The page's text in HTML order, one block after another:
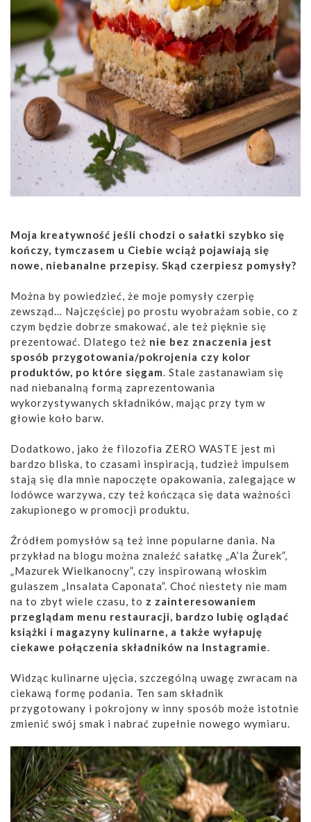
Moja kreatywność jeśli chodzi o sałatki szybko się
kończy, tymczasem u Ciebie wciąż pojawiają się
nowe, niebanalne przepisy. Skąd czerpiesz pomysły?
Można by powiedzieć, że moje pomysły czerpię
zewsząd… Najczęściej po prostu wyobrażam sobie, co z
czym będzie dobrze smakować, ale też pięknie się
prezentować. Dlatego też nie bez znaczenia jest
sposób przygotowania/pokrojenia czy kolor
produktów, po które sięgam. Stale zastanawiam się
nad niebanalną formą zaprezentowania
wykorzystywanych składników, mając przy tym w
głowie koło barw.
Dodatkowo, jako że filozofia ZERO WASTE jest mi
bardzo bliska, to czasami inspiracją, tudzież impulsem
stają się dla mnie napoczęte opakowania, zalegające w
lodówce warzywa, czy też kończąca się data ważności
zakupionego w promocji produktu.
Źródłem pomysłów są też inne popularne dania. Na
przykład na blogu można znaleźć sałatkę „A’la Żurek”,
„Mazurek Wielkanocny”, czy inspirowaną włoskim
gulaszem „Insalata Caponata”. Choć niestety nie mam
na to zbyt wiele czasu, to z zainteresowaniem
przeglądam menu restauracji, bardzo lubię oglądać
książki i magazyny kulinarne, a także wyłapuję
ciekawe połączenia składników na Instagramie.
Widząc kulinarne ujęcia, szczególną uwagę zwracam na
ciekawą formę podania. Ten sam składnik
przygotowany i pokrojony w inny sposób może istotnie
zmienić swój smak i nabrać zupełnie nowego wymiaru.